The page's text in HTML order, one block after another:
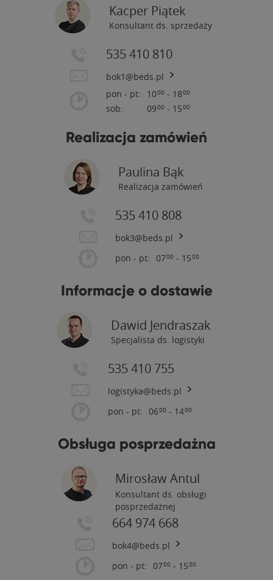
Kacper Piątek
Konsultant ds. sprzedaży
535 410 810
bok1@beds.pl
pon - pt:
sob:
1000 - 1800
0900 - 1500
Realizacja zamówień
Paulina Bąk
Realizacja zamówień
535 410 808
bok3@beds.pl
pon - pt: 0700 - 1500
Informacje o dostawie
Dawid Jendraszak
Specjalista ds. logistyki
535 410 755
logistyka@beds.pl
pon - pt: 0600 - 1400
Obsługa posprzedażna
Mirosław Antul
Konsultant ds. obsługi
posprzedażnej
664 974 668
bok4@beds.pl
pon - pt: 0700 - 1500